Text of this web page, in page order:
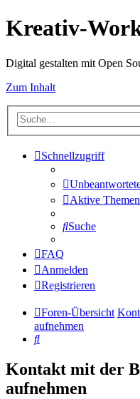
Kreativ-
Digital gestalten mit Open
Zum Inhalt
Schnellzugriff
Aktive Themen
Suche
FAQ
Anmelden
Registrieren
Foren-Übersicht
aufnehmen
Suche
Kontakt mit der
aufnehmen